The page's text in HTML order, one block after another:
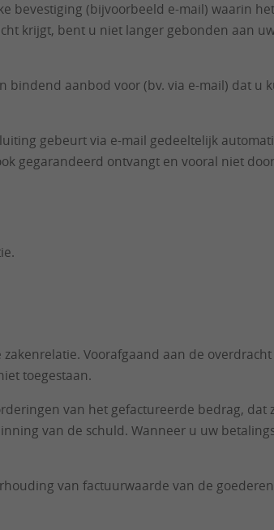
bevestiging (bijvoorbeeld e-mail) waarin
krijgt, bent u niet langer gebonden aan
aanbod voor (bv. via e-mail) dat u
gebeurt via e-mail gedeeltelijk
gegarandeerd ontvangt en vooral niet
Voorafgaand aan de
toegestaan.
van het gefactureerde bedrag, dat
van de schuld. Wanneer u uw
van factuurwaarde van de